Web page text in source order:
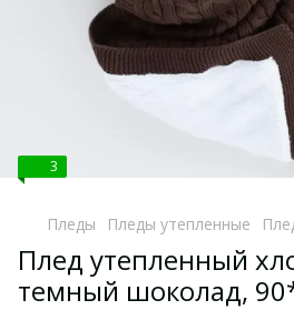
3
Пледы Пледы утепленные
Плед утепленный
темный шоколад,